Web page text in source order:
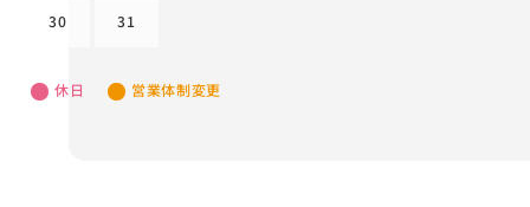
30 31
休日 営業体制変更